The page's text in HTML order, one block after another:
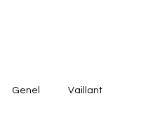
Genel Vaillant